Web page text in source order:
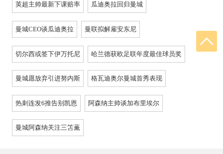
英超主帅最新下课赔率 瓜迪奥拉回归曼城
曼城CEO谈瓜迪奥拉 曼联拟解雇安东尼
切尔西或签下伊万托尼 哈兰德获欧足联年度最佳球员奖
曼城愿放弃引进努内斯 格瓦迪奥尔曼城首秀表现
热刺连发6推告别凯恩 阿森纳主帅谈加布里埃尔
曼城阿森纳关注三笘薫